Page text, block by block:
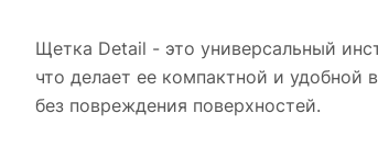
Щетка Detail - это универсальный
что делает ее компактной и удобной
без повреждения поверхностей.